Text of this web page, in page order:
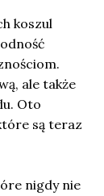
koszul
ale także
Oto
są teraz
nigdy nie